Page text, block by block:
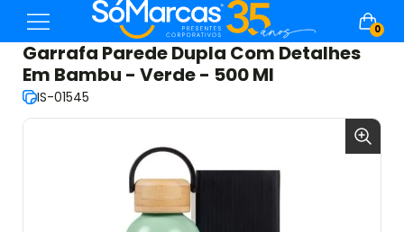
0
Garrafa Parede Dupla Com Detalhes
Em Bambu - Verde - 500 Ml
IS-01545